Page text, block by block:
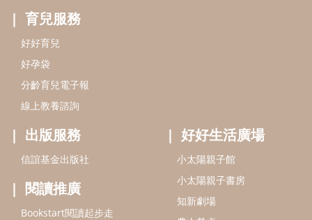
育兒服務
好好育兒
好孕袋
分齡育兒電子報
線上教養諮詢
出版服務
信誼基金出版社
閱讀推廣
Bookstart閱讀起步走
好好生活廣場
小太陽親子館
小太陽親子書房
知新劇場